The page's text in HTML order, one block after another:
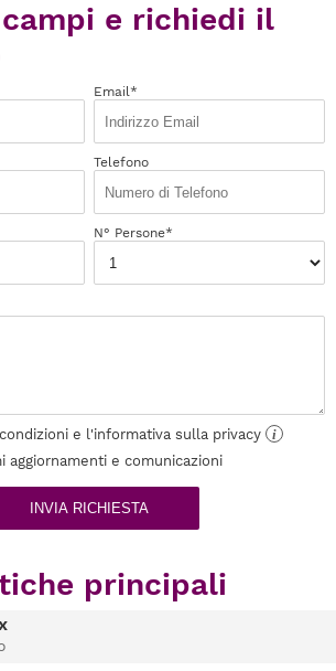
e richiedi il
Email*
Telefono
N° Persone*
e l'informativa sulla privacy
i
aggiornamenti e comunicazioni
INVIA RICHIESTA
principali